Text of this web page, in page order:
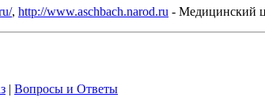
, http://www.aschbach.narod.ru - Медицинский
| Вопросы и Ответы